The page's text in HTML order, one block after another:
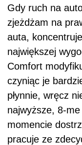
Gdy ruch na
zjeżdżam na
auta,
największej
Comfort
czyniąc je
płynnie, wręcz
najwyższe, 8-
momencie
pracuje ze